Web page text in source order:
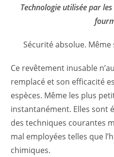
Technologie utilisée par
Sécurité absolue.
Ce revêtement inusable
remplacé et son efficacité
espèces. Même les plus
instantanément. Elles sont
des techniques courantes
mal employées telles que
chimiques.